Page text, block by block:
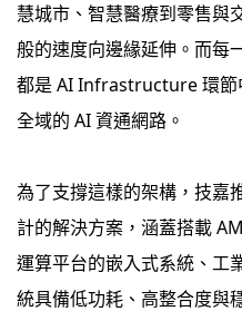
慧城市、智慧醫療到零售與
般的速度向邊緣延伸。而每
都是 AI Infrastructure 環節
全域的 AI 資通網路。
為了支撐這樣的架構，技嘉
計的解決方案，涵蓋搭載
運算平台的嵌入式系統、工
統具備低功耗、高整合度與